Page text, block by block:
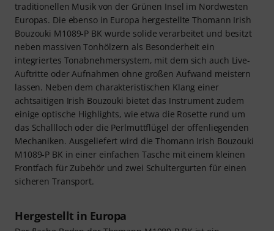
traditionellen Musik von der Grünen Insel im Nordwesten
Europas. Die ebenso in Europa hergestellte Thomann Irish
Bouzouki M1089-P BK wurde solide verarbeitet und besitzt
neben massiven Tonhölzern als Besonderheit ein
integriertes Tonabnehmersystem, mit dem sich auch Live-
Auftritte oder Aufnahmen ohne großen Aufwand meistern
lassen. Neben dem charakteristischen Klang einer
achtsaitigen Irish Bouzouki bietet das Instrument zudem
einige optische Highlights, wie etwa die Rosette rund um
das Schallloch oder die Perlmuttflügel der offenliegenden
Mechaniken. Ausgeliefert wird die Thomann Irish Bouzouki
M1089-P BK in einer einfachen Tasche mit einem kleinen
Frontfach für Zubehör und zwei Schultergurten für einen
sicheren Transport.
Hergestellt in Europa